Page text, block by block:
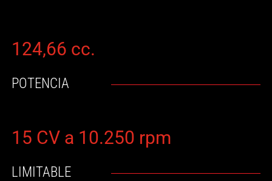
124,66 cc.
POTENCIA
15 CV a 10.250 rpm
LIMITABLE